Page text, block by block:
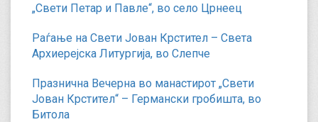
„Свети Петар и Павле“, во село Црнеец
Раѓање на Свети Јован Крстител – Света
Архиерејска Литургија, во Слепче
Празнична Вечерна во манастирот „Свети
Јован Крстител“ – Германски гробишта, во
Битола